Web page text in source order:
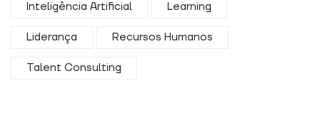
Inteligência Artificial Learning
Liderança Recursos Humanos
Talent Consulting